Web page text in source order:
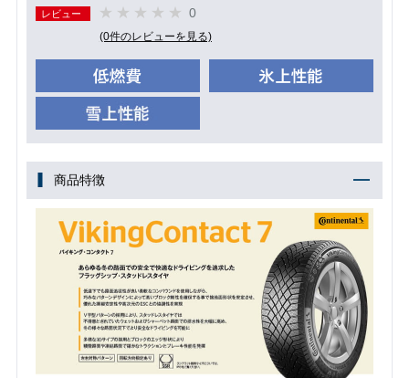
レビュー 0
(0件のレビューを見る)
商品特徴